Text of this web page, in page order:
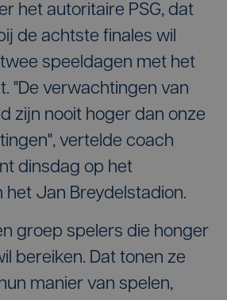
het autoritaire PSG, dat
de achtste finales wil
speeldagen met het
"De verwachtingen van
zijn nooit hoger dan onze
vertelde coach
dinsdag op het
het Jan Breydelstadion.
groep spelers die honger
bereiken. Dat tonen ze
manier van spelen,